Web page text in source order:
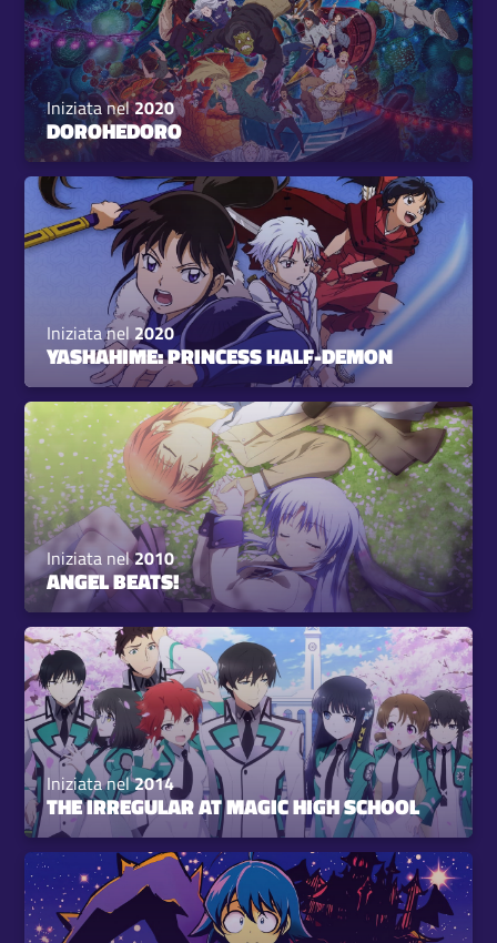
Iniziata nel2020
DOROHEDORO
Iniziata nel2020
YASHAHIME: PRINCESS HALF-DEMON
Iniziata nel2010
ANGEL BEATS!
Iniziata nel2014
THE IRREGULAR AT MAGIC HIGH SCHOOL